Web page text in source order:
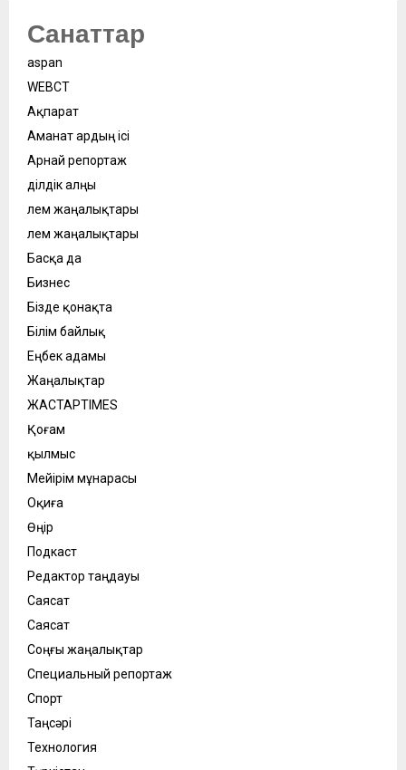
Санаттар
aspan
WEBСӘТ
Ақпарат
Аманат ардың ісі
Арнай репортаж
Әділдік алңы
Әлем жаңалықтары
Әлем жаңалықтары
Басқа да
Бизнес
Бізде қонақта
Білім байлық
Еңбек адамы
Жаңалықтар
ЖАСТАРTIMES
Қоғам
қылмыс
Мейірім мұнарасы
Оқиға
Өңір
Подкаст
Редактор таңдауы
Саясат
Саясат
Соңғы жаңалықтар
Специальный репортаж
Спорт
Таңсәрі
Технология